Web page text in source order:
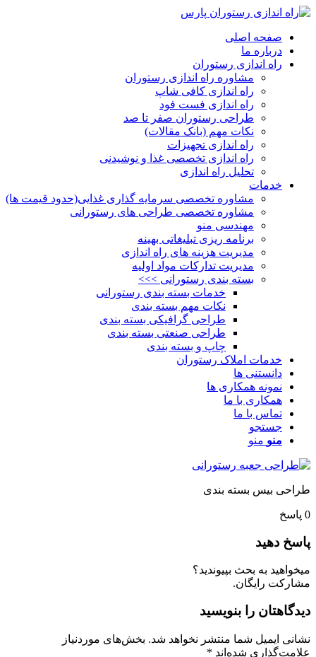
صفحه اصلی
درباره ما
راه اندازی رستوران
مشاوره راه اندازی رستوران
راه اندازی کافی شاپ
راه اندازی فست فود
طراحی رستوران صفر تا صد
نکات مهم (بانک مقالات)
راه اندازی تجهیزات
راه اندازی تخصصی غذا و نوشیدنی
تحلیل راه اندازی
خدمات
مشاوره تخصصی سرمایه گذاری غذایی(حدود قیمت ها)
مشاوره تخصصی طراحی های رستورانی
مهندسی منو
برنامه ریزی تبلیغاتی بهینه
مدیریت هزینه های راه اندازی
مدیریت تدارکات مواد اولیه
بسته بندی رستورانی >>>
خدمات بسته بندی رستورانی
نکات مهم بسته بندی
طراحی گرافیکی بسته بندی
طراحی صنعتی بسته بندی
چاپ و بسته بندی
خدمات املاک رستوران
دانستنی ها
نمونه همکاری ها
همکاری با ما
تماس با ما
جستجو
منو منو
بیس بسته بندی
پاسخ
دهید
به بحث بپیوندید؟
رایگان.
را بنویسید
ایمیل شما منتشر نخواهد شد. بخش‌های موردنیاز
شده‌اند*